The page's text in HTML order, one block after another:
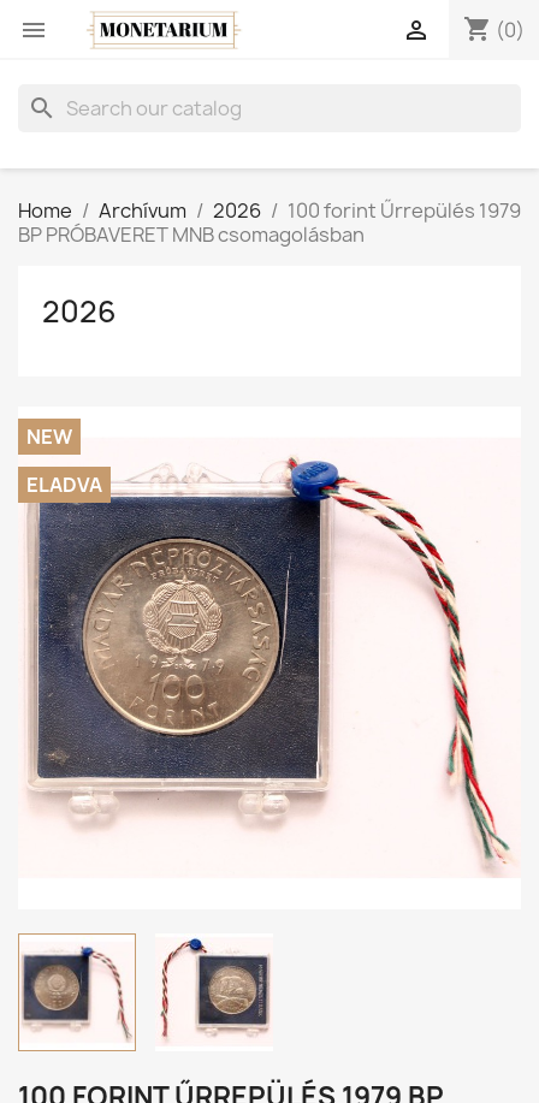
 shopping_cart (0)

search
Home Archívum 2026
100 forint Űrrepülés 1979
BP PRÓBAVERET MNB csomagolásban
2026
NEW
ELADVA